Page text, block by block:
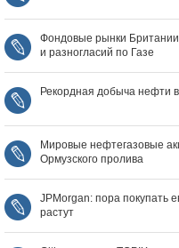
Фондовые рынки
и разногласий по Газе
Рекордная добыча нефти
Мировые нефтегазовые
Ормузского пролива
JPMorgan: пора покупать
растут